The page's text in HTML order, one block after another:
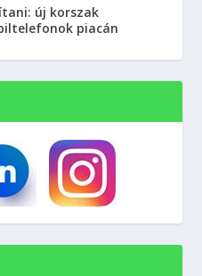
új korszak
piacán